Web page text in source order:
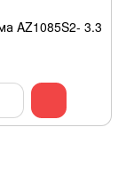
AZ1085S2- 3.3